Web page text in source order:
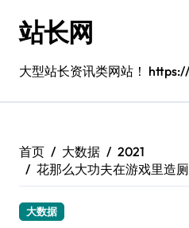
站长网
大型站长资讯类网站！
首页 大数据
2021
花那么大功夫在游戏里造
大数据